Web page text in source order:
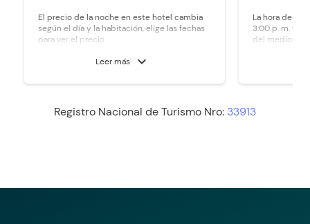
El precio de la noche en este hotel cambia
según el día y la habitación, elige las fechas
para ver el precio
Leer más
expand_more
La hora de
3:00 p. m. y la
del mediodía.
Registro Nacional de Turismo Nro: 33913